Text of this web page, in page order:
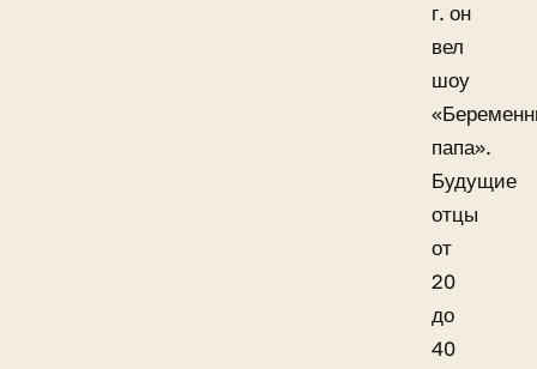
г. он
вел
шоу
папа».
Будущие
отцы
от
20
до
40